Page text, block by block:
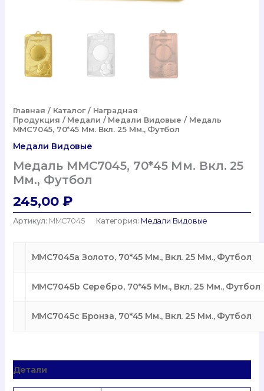
Главная / Каталог/ Наградная
Продукция / Медали / Медали Видовые / Медаль
MMC7045, 70*45 Мм. Вкл. 25 Мм., Футбол
Медали Видовые
Медаль MMC7045, 70*45 Мм. Вкл. 25
Мм., Футбол
245,00 ₽
Артикул: MMC7045 Категория: Медали Видовые
MMC7045a Золото, 70*45 Мм., Вкл. 25 Мм., Футбол
MMC7045b Серебро, 70*45 Мм., Вкл. 25 Мм., Футбол
MMC7045c Бронза, 70*45 Мм., Вкл. 25 Мм., Футбол
Детали